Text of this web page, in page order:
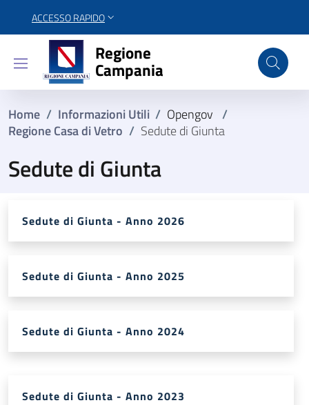
ACCESSO RAPIDO
Regione Campania
Regione
Campania
Home / Informazioni Utili / Opengov /
Regione Casa di Vetro / Sedute di Giunta
Sedute di Giunta
Sedute di Giunta - Anno 2026
Sedute di Giunta - Anno 2025
Sedute di Giunta - Anno 2024
Sedute di Giunta - Anno 2023